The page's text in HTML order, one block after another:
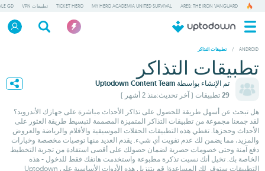
ARES: THE IRON VANGUARD
MY HERO ACADEMIA UNITED SURVIVAL
TICKET HERO تطبيقات VPN GD
ANDROID
/ تطبيقات التذاكر
تطبيقات التذاكر
تم الإنشاء بواسطة Uptodown Content Team
29 تطبيقات
( آخر تحديث:منذ 2 أشهر )
هل تبحث عن أسهل طريقة للحصول على تذاكر الأحداث مباشرة على جهازك الأندرويد؟
لقد جمعنا مجموعة من تطبيقات التذاكر المتميزة المصممة لتبسيط طريقة العثور على
الأحداث وحجزها. تغطي هذه التطبيقات الحفلات الموسيقية والأفلام والرياضة والعروض
والمزيد، مما يضمن لك عدم تفويت أي شيء. يقدم العديد منها توصيات مخصصة وخيارات
دفع آمنة وحتى خصومات حصرية لضمان حصولك على أقصى استفادة من تجربة التخطيط
الخاصة بك. تخيل أنك نسيت تذكرة مطبوعة واستخدمت هاتفك فقط للدخول - هذه
التطبيقات ستوفر لك المساعدة! قم بتنزيل هذه الأدوات الأساسية على Uptodown